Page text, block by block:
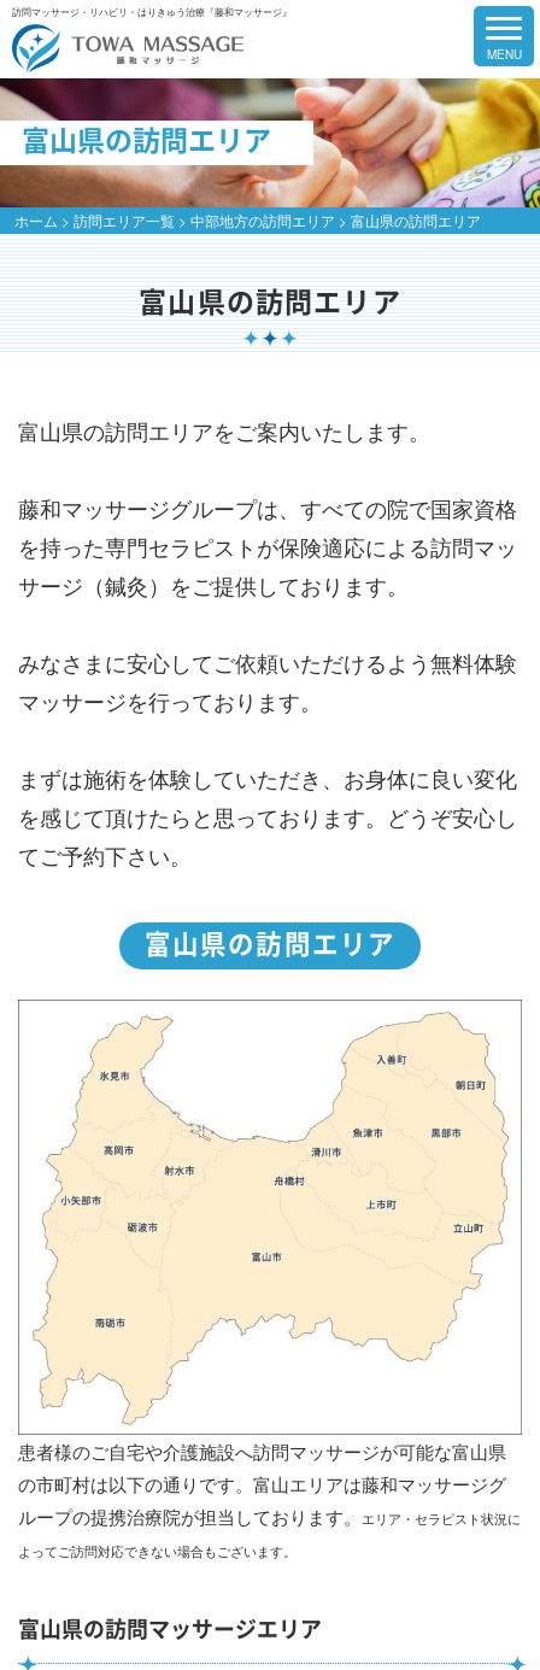
訪問マッサージ・リハビリ・はりきゅう治療『藤和マッサージ』
富山県の訪問エリア
ホーム > 訪問エリア一覧> 中部地方の訪問エリア > 富山県の訪問エリア
富山県の訪問エリア
富山県の訪問エリアをご案内いたします。
藤和マッサージグループは、すべての院で国家資格
を持った専門セラピストが保険適応による訪問マッ
サージ（鍼灸）をご提供しております。
みなさまに安心してご依頼いただけるよう無料体験
マッサージを行っております。
まずは施術を体験していただき、お身体に良い変化
を感じて頂けたらと思っております。どうぞ安心し
てご予約下さい。
富山県の訪問エリア
患者様のご自宅や介護施設へ訪問マッサージが可能な富山県
の市町村は以下の通りです。富山エリアは藤和マッサージグ
ループの提携治療院が担当しております。
エリア・セラピスト状況に
よってご訪問対応できない場合もございます。
富山県の訪問マッサージエリア